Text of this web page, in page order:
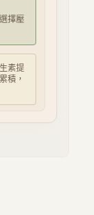
擇壓
素提
積，